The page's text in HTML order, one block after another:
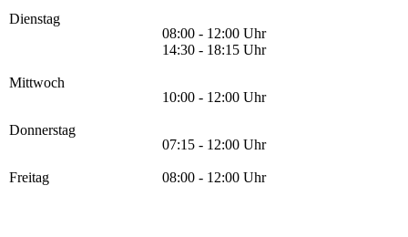
Dienstag
08:00 - 12:00 Uhr
14:30 - 18:15 Uhr
Mittwoch
10:00 - 12:00 Uhr
Donnerstag
07:15 - 12:00 Uhr
Freitag 08:00 - 12:00 Uhr